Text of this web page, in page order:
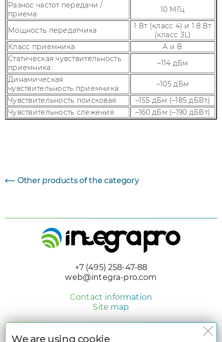
Разнос частот передачи /
приема:
10 МГц
Мощность передатчика
1 Вт (класс 4) и 1.8 Вт
(класс 3L)
Класс приемника
А и В
Статическая чувствительность
приемника:
–114 дБм
Динамическая
чувствительность приемника:
–105 дБм
Чувствительность поисковая
–155 дБм (–185 дБВт)
Чувствительность слежения
–160 дБм (–190 дБВт)
Other products of the category
+7 (495) 258-47-88
web@integra-pro.com
Contact information
Site map
Design and development
We are using cookie